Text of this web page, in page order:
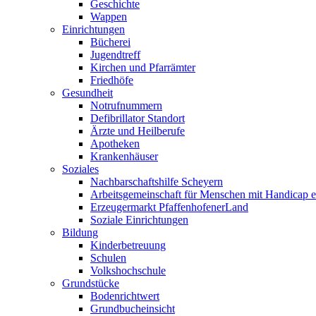
Geschichte
Wappen
Einrichtungen
Bücherei
Jugendtreff
Kirchen und Pfarrämter
Friedhöfe
Gesundheit
Notrufnummern
Defibrillator Standort
Ärzte und Heilberufe
Apotheken
Krankenhäuser
Soziales
Nachbarschaftshilfe Scheyern
Arbeitsgemeinschaft für Menschen mit Handicap
Erzeugermarkt PfaffenhofenerLand
Soziale Einrichtungen
Bildung
Kinderbetreuung
Schulen
Volkshochschule
Grundstücke
Bodenrichtwert
Grundbucheinsicht